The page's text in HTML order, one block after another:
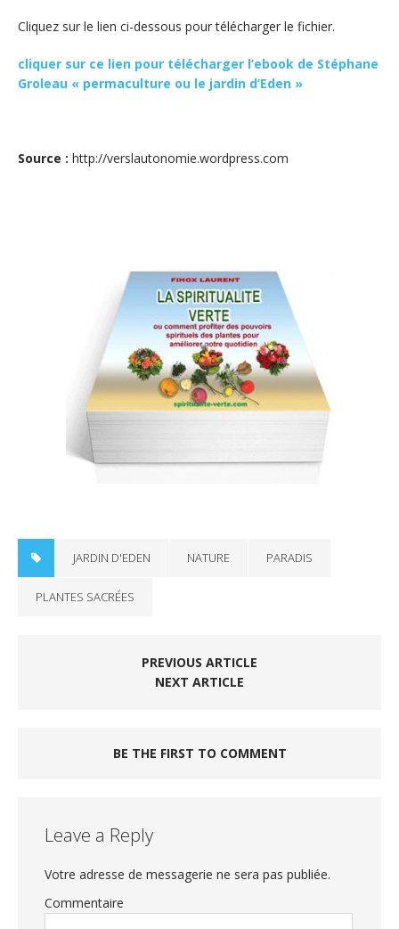
Cliquez sur le lien ci-dessous pour télécharger le fichier.
cliquer sur ce lien pour télécharger l’ebook de Stéphane
Groleau « permaculture ou le jardin d’Eden »
Source : http://verslautonomie.wordpress.com
JARDIN D'EDEN NATURE PARADIS
PLANTES SACRÉES
PREVIOUS ARTICLE
NEXT ARTICLE
BE THE FIRST TO COMMENT
Leave a Reply
Votre adresse de messagerie ne sera pas publiée.
Commentaire